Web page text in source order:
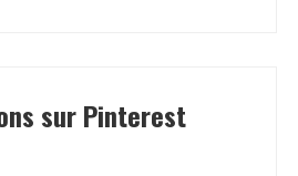
sur Pinterest